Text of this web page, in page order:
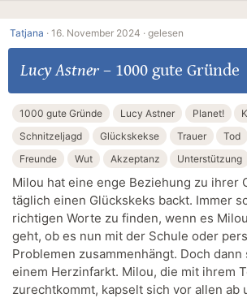
Tatjana · 16. November 2024 · gelesen
Lucy Astner– 1000 gute Gründe
1000 gute Gründe Lucy Astner Planet!
Schnitzeljagd
Glückskekse Trauer Tod
Freunde
Wut Akzeptanz Unterstützung
Milou hat eine enge Beziehung zu ihrer
täglich einen Glückskeks backt. Immer
richtigen Worte zu finden, wenn es
geht, ob es nun mit der Schule oder
Problemen zusammenhängt. Doch dann
einem Herzinfarkt. Milou, die mit ihrem
zurechtkommt, kapselt sich vor allen ab